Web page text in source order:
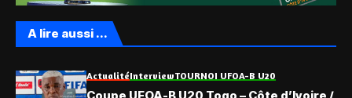
A lire aussi ...
ActualitéInterviewTOURNOI UFOA-B U20